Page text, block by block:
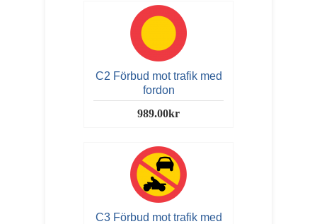
C2 Förbud mot trafik med
fordon
989.00kr
C3 Förbud mot trafik med